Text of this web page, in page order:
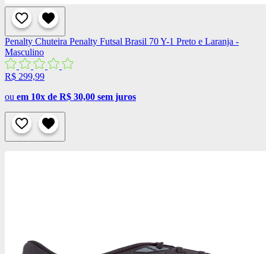
Penalty Chuteira Penalty Futsal Brasil 70 Y-1 Preto e Laranja -
Masculino
R$ 299,99
ou em 10x de R$ 30,00 sem juros